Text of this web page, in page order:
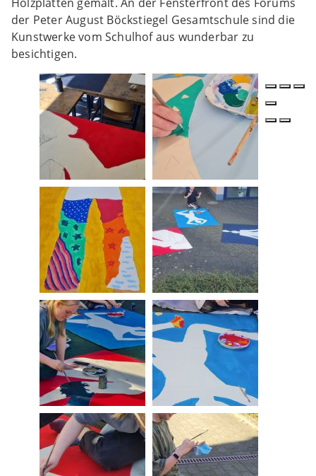
der Peter August Böckstiegel Gesamtschule sind die
Kunstwerke vom Schulhof aus wunderbar zu
besichtigen.